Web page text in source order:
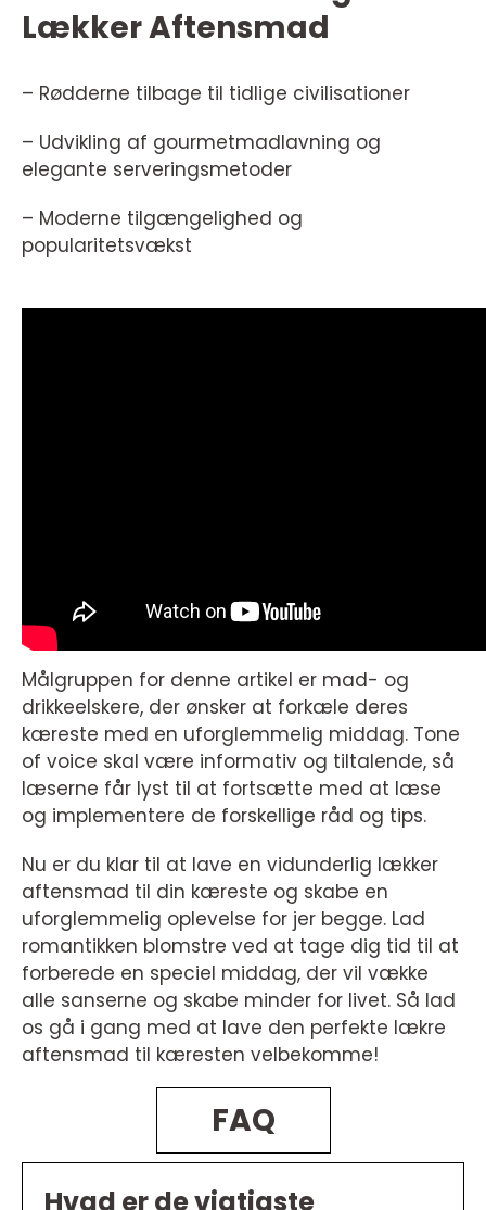
Lækker Aftensmad
– Rødderne tilbage til tidlige civilisationer
– Udvikling af gourmetmadlavning og
elegante serveringsmetoder
– Moderne tilgængelighed og
popularitetsvækst
Målgruppen for denne artikel er mad- og
drikkeelskere, der ønsker at forkæle deres
kæreste med en uforglemmelig middag. Tone
of voice skal være informativ og tiltalende, så
læserne får lyst til at fortsætte med at læse
og implementere de forskellige råd og tips.
Nu er du klar til at lave en vidunderlig lækker
aftensmad til din kæreste og skabe en
uforglemmelig oplevelse for jer begge. Lad
romantikken blomstre ved at tage dig tid til at
forberede en speciel middag, der vil vække
alle sanserne og skabe minder for livet. Så lad
os gå i gang med at lave den perfekte lækre
aftensmad til kæresten velbekomme!
FAQ
Hvad er de vigtigste